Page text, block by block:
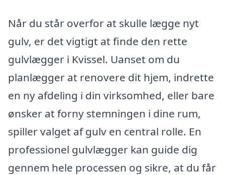
Når du står overfor at skulle lægge nyt
gulv, er det vigtigt at finde den rette
gulvlægger i Kvissel. Uanset om du
planlægger at renovere dit hjem, indrette
en ny afdeling i din virksomhed, eller bare
ønsker at forny stemningen i dine rum,
spiller valget af gulv en central rolle. En
professionel gulvlægger kan guide dig
gennem hele processen og sikre, at du får